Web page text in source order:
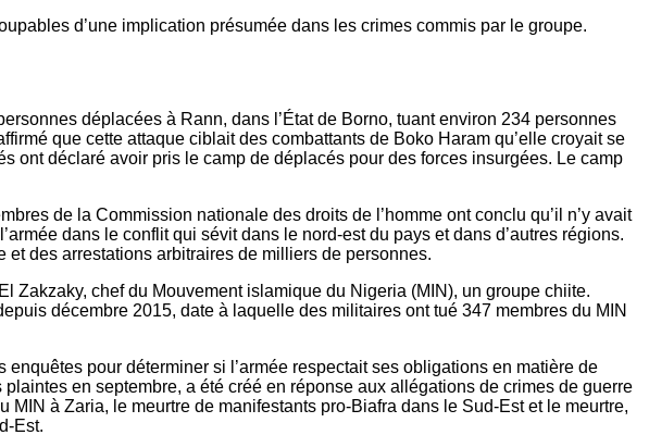
d’une implication présumée dans les crimes commis par le groupe.
déplacées à Rann, dans l’État de Borno, tuant environ 234 personnes
que cette attaque ciblait des combattants de Boko Haram qu’elle croyait se
ont déclaré avoir pris le camp de déplacés pour des forces insurgées. Le camp
de la Commission nationale des droits de l’homme ont conclu qu’il n’y avait
dans le conflit qui sévit dans le nord-est du pays et dans d’autres régions.
des arrestations arbitraires de milliers de personnes.
Zakzaky, chef du Mouvement islamique du Nigeria (MIN), un groupe chiite.
décembre 2015, date à laquelle des militaires ont tué 347 membres du MIN
pour déterminer si l’armée respectait ses obligations en matière de
en septembre, a été créé en réponse aux allégations de crimes de guerre
à Zaria, le meurtre de manifestants pro-Biafra dans le Sud-Est et le meurtre,
Est.